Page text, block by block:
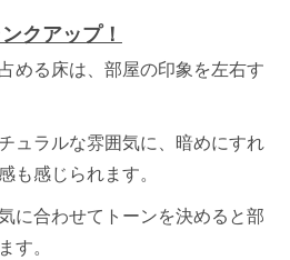
クアップ！
める床は、部屋の印象を左右す
ュラルな雰囲気に、暗めにすれ
も感じられます。
に合わせてトーンを決めると部
す。